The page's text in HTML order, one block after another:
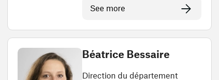
See more
Béatrice Bessaire
Direction du département